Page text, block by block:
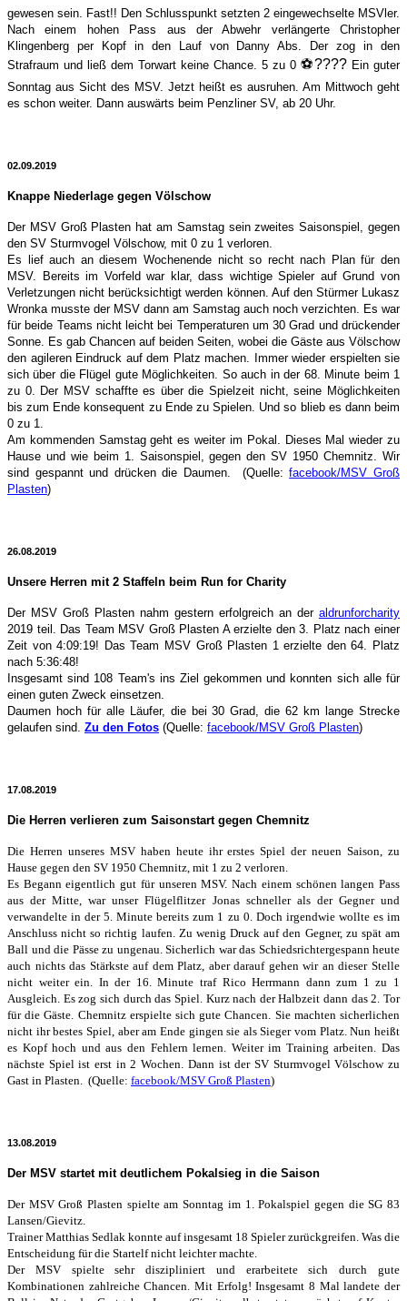
gewesen sein. Fast!! Den Schlusspunkt setzten 2 eingewechselte MSVler.
Nach einem hohen Pass aus der Abwehr verlängerte Christopher
Klingenberg per Kopf in den Lauf von Danny Abs. Der zog in den
Strafraum und ließ dem Torwart keine Chance. 5 zu 0 ⚽️???? Ein guter
Sonntag aus Sicht des MSV. Jetzt heißt es ausruhen. Am Mittwoch geht
es schon weiter. Dann auswärts beim Penzliner SV, ab 20 Uhr.
02.09.2019
Knappe Niederlage gegen Völschow
Der MSV Groß Plasten hat am Samstag sein zweites Saisonspiel, gegen
den SV Sturmvogel Völschow, mit 0 zu 1 verloren.
Es lief auch an diesem Wochenende nicht so recht nach Plan für den
MSV. Bereits im Vorfeld war klar, dass wichtige Spieler auf Grund von
Verletzungen nicht berücksichtigt werden können. Auf den Stürmer Lukasz
Wronka musste der MSV dann am Samstag auch noch verzichten. Es war
für beide Teams nicht leicht bei Temperaturen um 30 Grad und drückender
Sonne. Es gab Chancen auf beiden Seiten, wobei die Gäste aus Völschow
den agileren Eindruck auf dem Platz machen. Immer wieder erspielten sie
sich über die Flügel gute Möglichkeiten. So auch in der 68. Minute beim 1
zu 0. Der MSV schaffte es über die Spielzeit nicht, seine Möglichkeiten
bis zum Ende konsequent zu Ende zu Spielen. Und so blieb es dann beim
0 zu 1.
Am kommenden Samstag geht es weiter im Pokal. Dieses Mal wieder zu
Hause und wie beim 1. Saisonspiel, gegen den SV 1950 Chemnitz. Wir
sind gespannt und drücken die Daumen. (Quelle:facebook/MSV Groß
Plasten)
26.08.2019
Unsere Herren mit 2 Staffeln beim Run for Charity
Der MSV Groß Plasten nahm gestern erfolgreich an der aldrunforcharity
2019 teil. Das Team MSV Groß Plasten A erzielte den 3. Platz nach einer
Zeit von 4:09:19! Das Team MSV Groß Plasten 1 erzielte den 64. Platz
nach 5:36:48!
Insgesamt sind 108 Team's ins Ziel gekommen und konnten sich alle für
einen guten Zweck einsetzen.
Daumen hoch für alle Läufer, die bei 30 Grad, die 62 km lange Strecke
gelaufen sind. Zu den Fotos (Quelle: facebook/MSV Groß Plasten)
17.08.2019
Die Herren verlieren zum Saisonstart gegen Chemnitz
Die Herren unseres MSV haben heute ihr erstes Spiel der neuen Saison, zu
Hause gegen den SV 1950 Chemnitz, mit 1 zu 2 verloren.
Es Begann eigentlich gut für unseren MSV. Nach einem schönen langen Pass
aus der Mitte, war unser Flügelflitzer Jonas schneller als der Gegner und
verwandelte in der 5. Minute bereits zum 1 zu 0. Doch irgendwie wollte es im
Anschluss nicht so richtig laufen. Zu wenig Druck auf den Gegner, zu spät am
Ball und die Pässe zu ungenau. Sicherlich war das Schiedsrichtergespann heute
auch nichts das Stärkste auf dem Platz, aber darauf gehen wir an dieser Stelle
nicht weiter ein. In der 16. Minute traf Rico Herrmann dann zum 1 zu 1
Ausgleich. Es zog sich durch das Spiel. Kurz nach der Halbzeit dann das 2. Tor
für die Gäste. Chemnitz erspielte sich gute Chancen. Sie machten sicherlichen
nicht ihr bestes Spiel, aber am Ende gingen sie als Sieger vom Platz. Nun heißt
es Kopf hoch und aus den Fehlern lernen. Weiter im Training arbeiten. Das
nächste Spiel ist erst in 2 Wochen. Dann ist der SV Sturmvogel Völschow zu
Gast in Plasten. (Quelle: facebook/MSV Groß Plasten)
13.08.2019
Der MSV startet mit deutlichem Pokalsieg in die Saison
Der MSV Groß Plasten spielte am Sonntag im 1. Pokalspiel gegen die SG 83
Lansen/Gievitz.
Trainer Matthias Sedlak konnte auf insgesamt 18 Spieler zurückgreifen. Was die
Entscheidung für die Startelf nicht leichter machte.
Der MSV spielte sehr diszipliniert und erarbeitete sich durch gute
Kombinationen zahlreiche Chancen. Mit Erfolg! Insgesamt 8 Mal landete der